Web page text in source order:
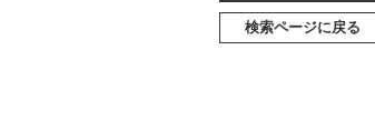
検索ページに戻る